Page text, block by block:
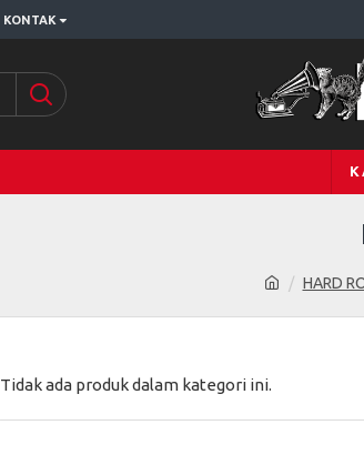
KONTAK
HARD
Tidak ada produk dalam kategori ini.